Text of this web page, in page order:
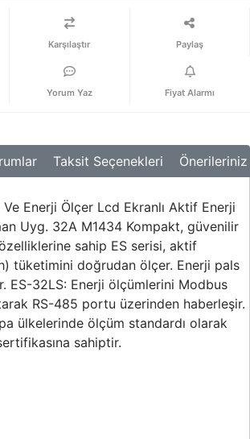
Karşılaştır Paylaş
Yorum Yaz Fiyat Alarmı
Taksit Seçenekleri Önerileriniz
Enerji Ölçer Lcd Ekranlı Aktif Enerji
Uyg. 32A M1434 Kompakt, güvenilir
sahip ES serisi, aktif
tüketimini doğrudan ölçer. Enerji pals
ES-32LS: Enerji ölçümlerini Modbus
RS-485 portu üzerinden haberleşir.
ülkelerinde ölçüm standardı olarak
sahiptir.